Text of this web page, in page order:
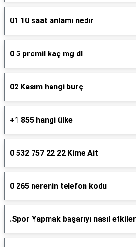
01 10 saat anlamı nedir
0 5 promil kaç mg dl
02 Kasım hangi burç
+1 855 hangi ülke
0 532 757 22 22 Kime Ait
0 265 nerenin telefon kodu
.Spor Yapmak başarıyı nasıl etkiler